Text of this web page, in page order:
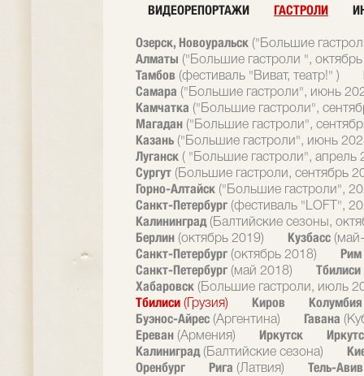
ВИДЕОРЕПОРТАЖИ ГАСТРОЛИ
Озерск, Новоуральск ("Большие
Алматы ("Большие гастроли ",
Тамбов (фестиваль "Виват, театр!" )
Самара ("Большие гастроли", июнь
Камчатка ("Большие гастроли",
Магадан ("Большие гастроли",
Казань ("Большие гастроли", июнь
Луганск ( "Большие гастроли", апрель
Сургут (Большие гастроли, сентябрь
Горно-Алтайск ("Большие гастроли",
Санкт-Петербург (фестиваль "LOFT",
Калининград (Балтийские сезоны,
Берлин (октябрь 2019) Кузбасс
Санкт-Петербург (октябрь 2018)
Рим
Санкт-Петербург (май 2018)
Тбилиси
Хабаровск (Большие гастроли, июль
Тбилиси (Грузия) Киров
Буэнос-Айрес (Аргентина) Гавана
Ереван (Армения) Иркутск
Калиниград (Балтийские сезона)
Оренбург
Рига (Латвия) Тель-